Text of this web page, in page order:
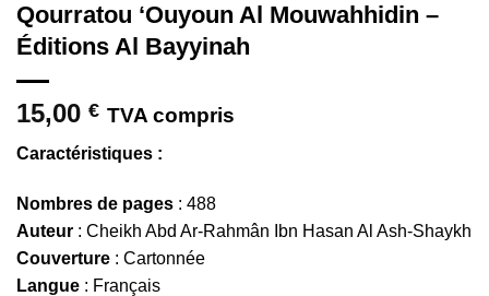
Qourratou ‘Ouyoun Al Mouwahhidin –
Éditions Al Bayyinah
15,00 € TVA compris
Caractéristiques :
Nombres de pages : 488
Auteur : Cheikh Abd Ar-Rahmân Ibn Hasan Al Ash-Shaykh
Couverture : Cartonnée
Langue : Français